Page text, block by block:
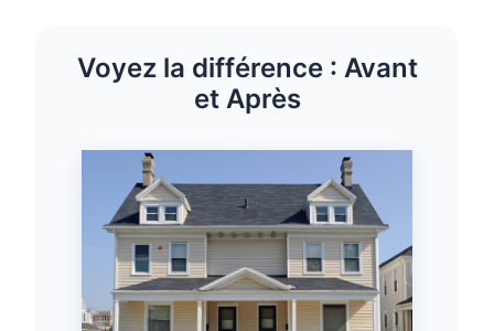
Voyez la différence : Avant
et Après